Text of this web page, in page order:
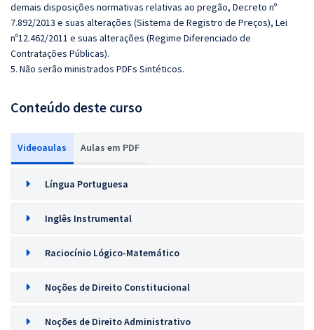
demais disposições normativas relativas ao pregão, Decreto nº
7.892/2013 e suas alterações (Sistema de Registro de Preços), Lei
nº12.462/2011 e suas alterações (Regime Diferenciado de
Contratações Públicas).
5. Não serão ministrados PDFs Sintéticos.
Conteúdo deste curso
Videoaulas Aulas em PDF
Língua Portuguesa
Inglês Instrumental
Raciocínio Lógico-Matemático
Noções de Direito Constitucional
Noções de Direito Administrativo